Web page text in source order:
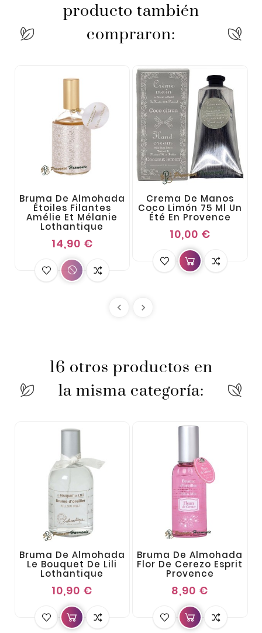
producto también
compraron:
Bruma De Almohada
Étoiles Filantes
Amélie Et Mélanie
Lothantique
14,90 €
Crema De Manos
Coco Limón 75 Ml Un
Été En Provence
10,00 €
 
16 otros productos en
la misma categoría:
Bruma De Almohada
Le Bouquet De Lili
Lothantique
10,90 €
Bruma De Almohada
Flor De Cerezo Esprit
Provence
8,90 €